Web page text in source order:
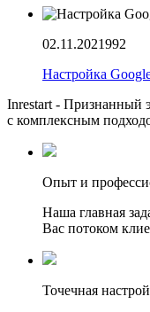
02.11.2021992
Настройка
Inrestart - Признанный
с комплексным
Опыт и
Наша главная
Вас потоком
Точечная